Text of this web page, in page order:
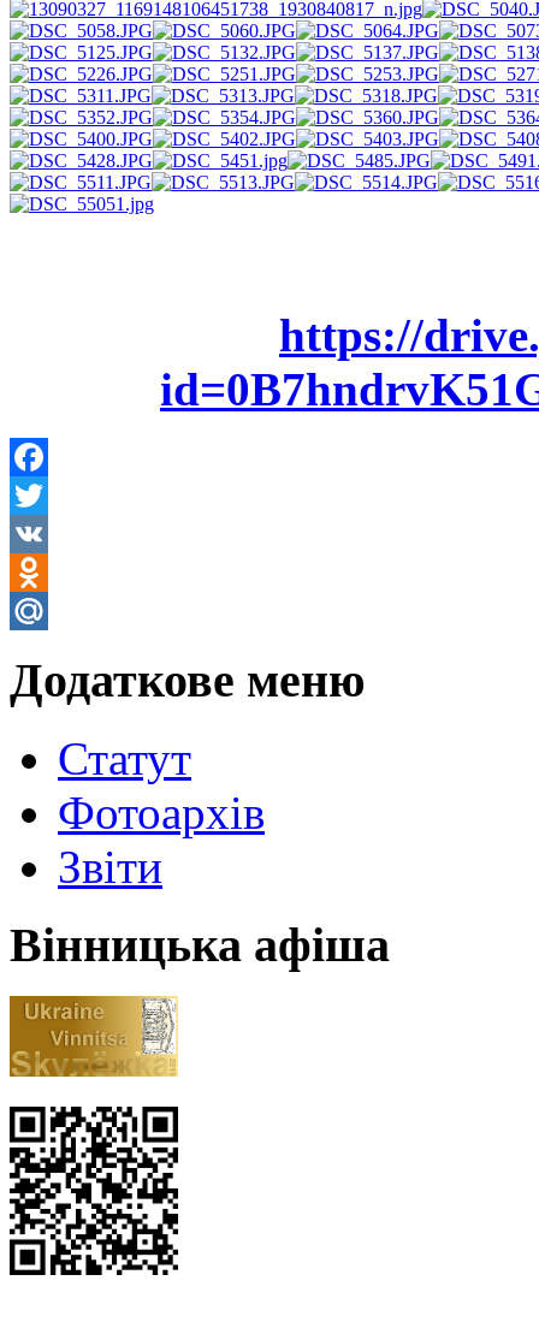
https://
AdmirorGallery 4.5.0
Facebook
Twitter
VK
Odnoklassniki
Додаткове меню
Статут
Фотоархів
Звіти
Вінницька афіша